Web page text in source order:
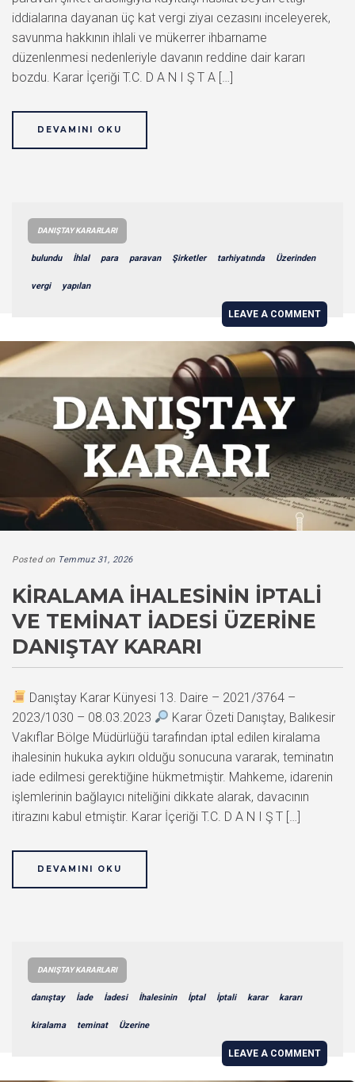
iddialarına dayanan üç kat vergi ziyaı cezasını inceleyerek,
savunma hakkının ihlali ve mükerrer ihbarname
düzenlenmesi nedenleriyle davanın reddine dair kararı
bozdu. Karar İçeriği T.C. D A N I Ş T A […]
DEVAMINI OKU
DANIŞTAY KARARLARI
bulundu İhlal para paravan Şirketler tarhiyatında Üzerinden
vergi yapılan
LEAVE A COMMENT
Posted on Temmuz 31, 2026
KIRALAMA İHALESININ İPTALI
VE TEMINAT İADESI ÜZERINE
DANIŞTAY KARARI
Danıştay Karar Künyesi 13. Daire – 2021/3764 –
2023/1030 – 08.03.2023
Karar Özeti Danıştay, Balıkesir
Vakıflar Bölge Müdürlüğü tarafından iptal edilen kiralama
ihalesinin hukuka aykırı olduğu sonucuna vararak, teminatın
iade edilmesi gerektiğine hükmetmiştir. Mahkeme, idarenin
işlemlerinin bağlayıcı niteliğini dikkate alarak, davacının
itirazını kabul etmiştir. Karar İçeriği T.C. D A N I Ş T […]
DEVAMINI OKU
DANIŞTAY KARARLARI
danıştay İade İadesi İhalesinin İptal İptali karar kararı
kiralama teminat Üzerine
LEAVE A COMMENT